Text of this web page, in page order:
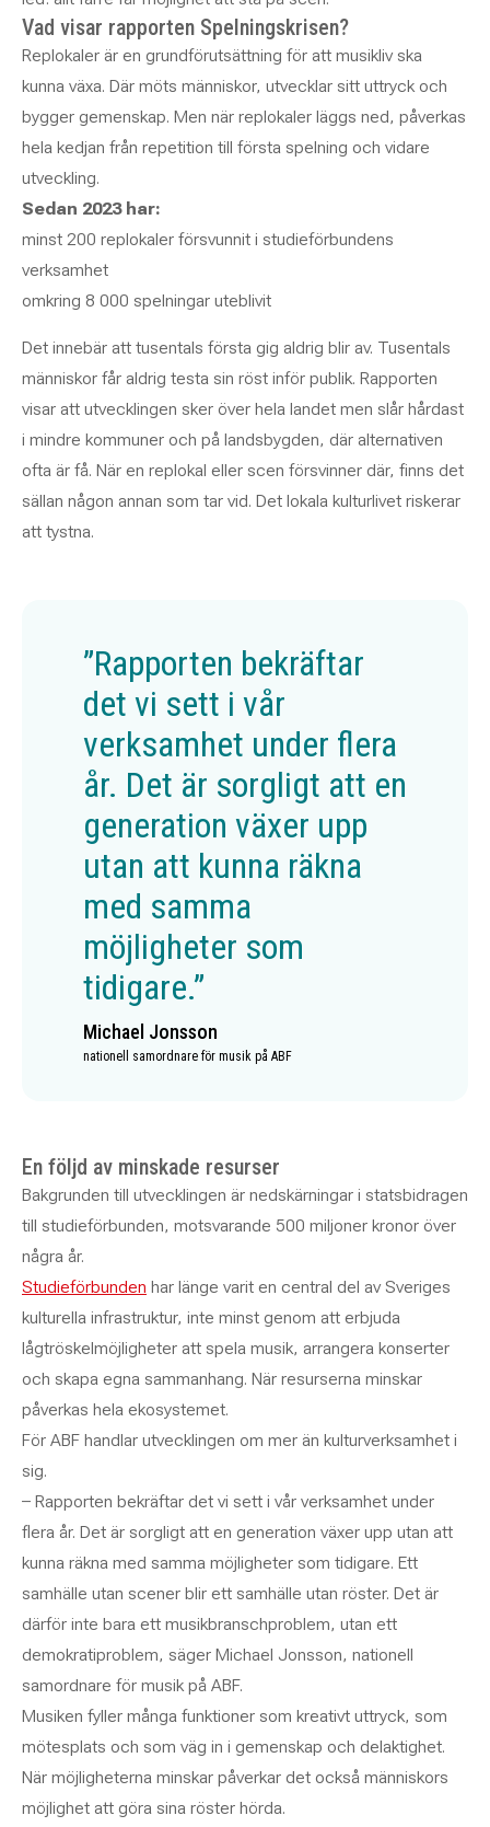
Vad visar rapporten Spelningskrisen?
Replokaler är en grundförutsättning för att musikliv ska
kunna växa. Där möts människor, utvecklar sitt uttryck och
bygger gemenskap. Men när replokaler läggs ned, påverkas
hela kedjan från repetition till första spelning och vidare
utveckling.
Sedan 2023 har:
minst 200 replokaler försvunnit i studieförbundens
verksamhet
omkring 8 000 spelningar uteblivit
Det innebär att tusentals första gig aldrig blir av. Tusentals
människor får aldrig testa sin röst inför publik. Rapporten
visar att utvecklingen sker över hela landet men slår hårdast
i mindre kommuner och på landsbygden, där alternativen
ofta är få. När en replokal eller scen försvinner där, finns det
sällan någon annan som tar vid. Det lokala kulturlivet riskerar
att tystna.
”Rapporten bekräftar
det vi sett i vår
verksamhet under flera
år. Det är sorgligt att en
generation växer upp
utan att kunna räkna
med samma
möjligheter som
tidigare.”
Michael Jonsson
nationell samordnare för musik på ABF
En följd av minskade resurser
Bakgrunden till utvecklingen är nedskärningar i statsbidragen
till studieförbunden, motsvarande 500 miljoner kronor över
några år.
Studieförbunden har länge varit en central del av Sveriges
kulturella infrastruktur, inte minst genom att erbjuda
lågtröskelmöjligheter att spela musik, arrangera konserter
och skapa egna sammanhang. När resurserna minskar
påverkas hela ekosystemet.
För ABF handlar utvecklingen om mer än kulturverksamhet i
sig.
– Rapporten bekräftar det vi sett i vår verksamhet under
flera år. Det är sorgligt att en generation växer upp utan att
kunna räkna med samma möjligheter som tidigare. Ett
samhälle utan scener blir ett samhälle utan röster. Det är
därför inte bara ett musikbranschproblem, utan ett
demokratiproblem, säger Michael Jonsson, nationell
samordnare för musik på ABF.
Musiken fyller många funktioner som kreativt uttryck, som
mötesplats och som väg in i gemenskap och delaktighet.
När möjligheterna minskar påverkar det också människors
möjlighet att göra sina röster hörda.